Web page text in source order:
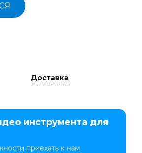
Доставка
инструмента для
приехать к нам